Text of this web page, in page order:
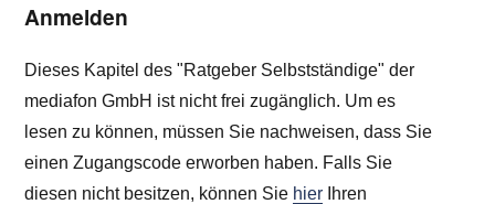
Anmelden
Dieses Kapitel des "Ratgeber Selbstständige" der
mediafon GmbH ist nicht frei zugänglich. Um es
lesen zu können, müssen Sie nachweisen, dass Sie
einen Zugangscode erworben haben. Falls Sie
diesen nicht besitzen, können Sie hier Ihren